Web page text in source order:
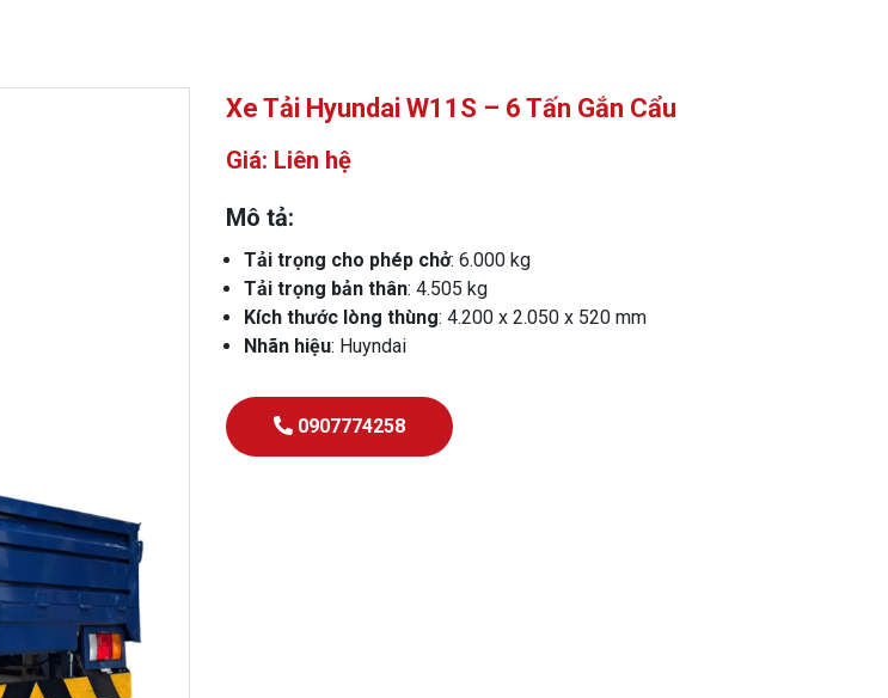
Xe Tải Hyundai W11S – 6 Tấn Gắn Cẩu
Giá: Liên hệ
Mô tả:
Tải trọng cho phép chở: 6.000 kg
Tải trọng bản thân: 4.505 kg
Kích thước lòng thùng: 4.200 x 2.050 x 520 mm
Nhãn hiệu: Huyndai
0907774258